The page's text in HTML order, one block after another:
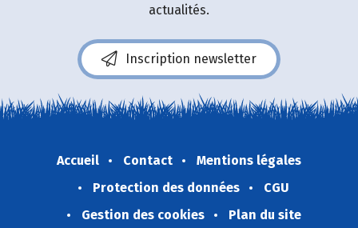
actualités.
Inscription newsletter
Accueil Contact
Mentions légales
Protection des données
CGU
Gestion des cookies
Plan du site